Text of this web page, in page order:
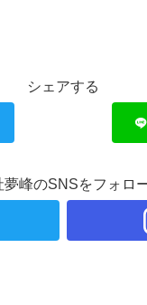
シェアする
夢峰のSNSをフォロ